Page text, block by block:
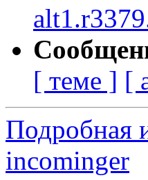
[ теме ] [
Подробная
incominger